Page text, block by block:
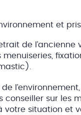
et
de l’ancienne
menuiseries,
conseiller sur les
votre situation et